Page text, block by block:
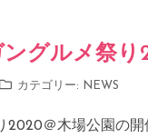
ングルメ祭
カテゴリー: NEWS
2020＠木場公園の